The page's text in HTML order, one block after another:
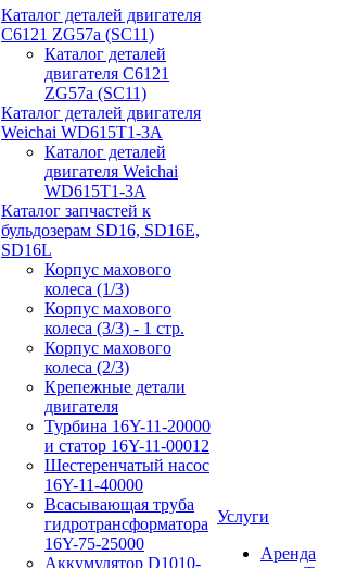
Каталог деталей двигателя
C6121 ZG57a (SC11)
Каталог деталей
двигателя C6121
ZG57a (SC11)
Каталог деталей двигателя
Weichai WD615T1-3A
Каталог деталей
двигателя Weichai
WD615T1-3A
Каталог запчастей к
бульдозерам SD16, SD16E,
SD16L
Корпус махового
колеса (1/3)
Корпус махового
колеса (3/3) - 1 стр.
Корпус махового
колеса (2/3)
Крепежные детали
двигателя
Турбина 16Y-11-20000
и статор 16Y-11-00012
Шестеренчатый насос
16Y-11-40000
Всасывающая труба
гидротрансформатора
16Y-75-25000
Аккумулятор D1010-
Услуги
Аренда